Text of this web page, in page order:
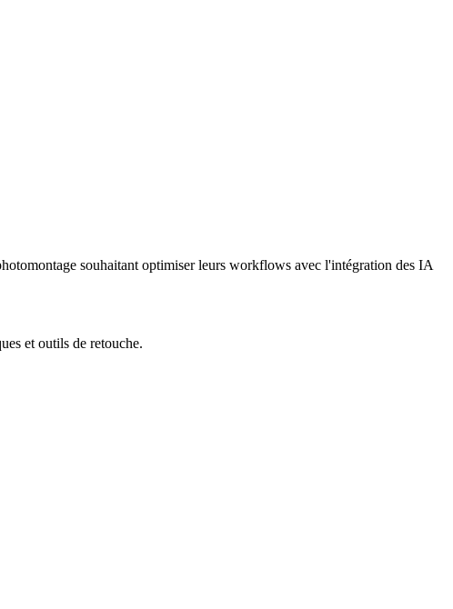
souhaitant optimiser leurs workflows avec l'intégration des IA
et outils de retouche.